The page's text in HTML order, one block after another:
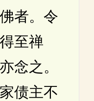
者。令
至禅
念之。
债主不